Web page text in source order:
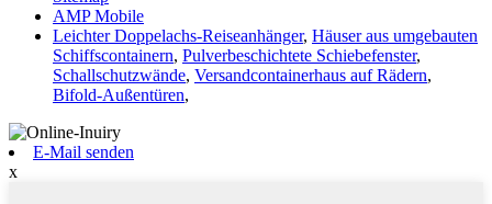
AMP Mobile
Leichter Doppelachs-Reiseanhänger, Häuser aus umgebauten
Schiffscontainern, Pulverbeschichtete Schiebefenster,
Schallschutzwände, Versandcontainerhaus auf Rädern,
Bifold-Außentüren,
E-Mail senden
x